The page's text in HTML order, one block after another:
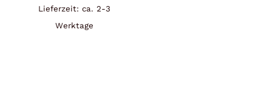
Lieferzeit: ca. 2-3
Werktage